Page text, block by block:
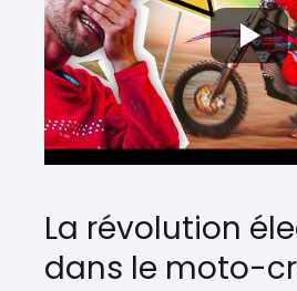
La révolution
dans le moto-